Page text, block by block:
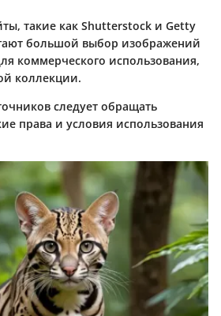
такие как Shutterstock и Getty
большой выбор изображений
коммерческого использования,
коллекции.
следует обращать
права и условия использования